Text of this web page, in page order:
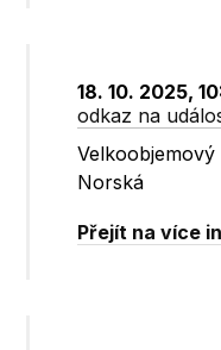
18. 10. 2025,
odkaz na
Norská
Přejít na více